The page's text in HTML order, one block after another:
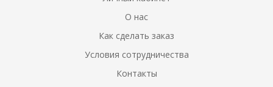
О нас
Как сделать заказ
Условия сотрудничества
Контакты